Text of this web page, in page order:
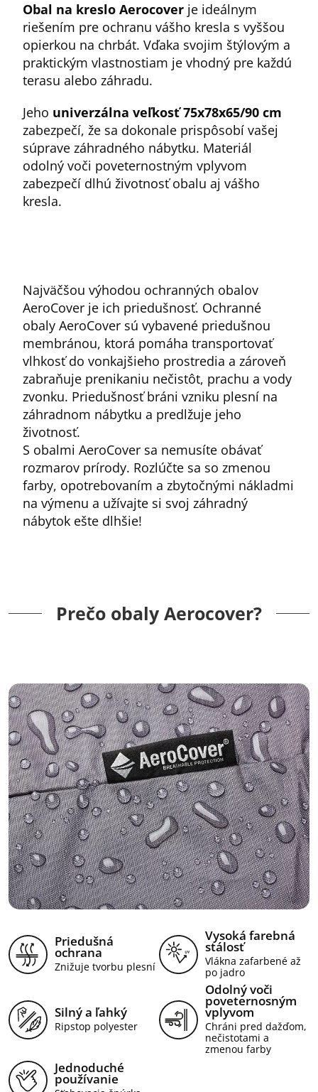
Obal na kreslo Aerocover je ideálnym
riešením pre ochranu vášho kresla s vyššou
opierkou na chrbát. Vďaka svojim štýlovým a
praktickým vlastnostiam je vhodný pre každú
terasu alebo záhradu.
Jeho univerzálna veľkosť 75x78x65/90 cm
zabezpečí, že sa dokonale prispôsobí vašej
súprave záhradného nábytku. Materiál
odolný voči poveternostným vplyvom
zabezpečí dlhú životnosť obalu aj vášho
kresla.
Najväčšou výhodou ochranných obalov
AeroCover je ich priedušnosť. Ochranné
obaly AeroCover sú vybavené priedušnou
membránou, ktorá pomáha transportovať
vlhkosť do vonkajšieho prostredia a zároveň
zabraňuje prenikaniu nečistôt, prachu a vody
zvonku. Priedušnosť bráni vzniku plesní na
záhradnom nábytku a predlžuje jeho
životnosť.
S obalmi AeroCover sa nemusíte obávať
rozmarov prírody. Rozlúčte sa so zmenou
farby, opotrebovaním a zbytočnými nákladmi
na výmenu a užívajte si svoj záhradný
nábytok ešte dlhšie!
Prečo obaly Aerocover?
Priedušná
ochrana
Znižuje tvorbu plesní
Vysoká farebná
stálosť
Vlákna zafarbené až
po jadro
Silný a ľahký
Ripstop polyester
Odolný voči
poveternosným
vplyvom
Chráni pred dažďom,
nečistotami a
zmenou farby
Jednoduché
používanie